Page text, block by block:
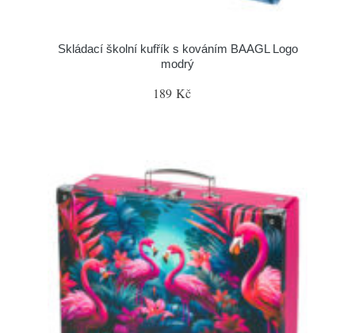
Skládací školní kufřík s kováním BAAGL Logo
modrý
189 Kč